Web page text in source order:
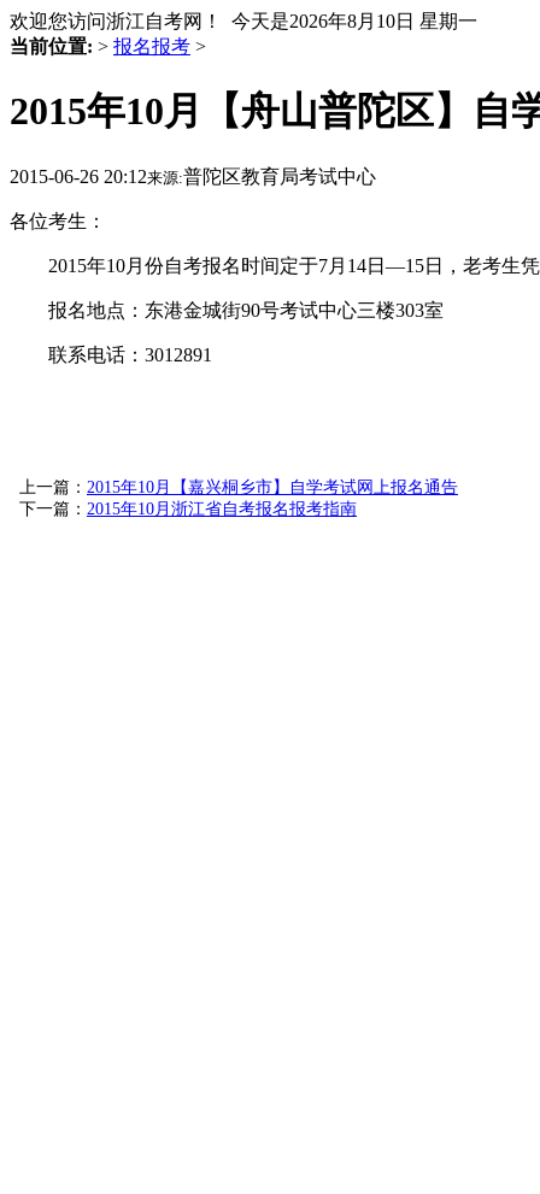
欢迎您访问浙江自考网！ 今天是2026年8月10日 星期一
当前位置: > 报名报考 >
2015年10月【舟山普陀区】自
2015-06-26 20:12来源:普陀区教育局考试中心
各位考生：
2015年10月份自考报名时间定于7月14日—15日，老考生
报名地点：东港金城街90号考试中心三楼303室
联系电话：3012891
上一篇： 2015年10月【嘉兴桐乡市】自学考试网上报名通告
下一篇： 2015年10月浙江省自考报名报考指南